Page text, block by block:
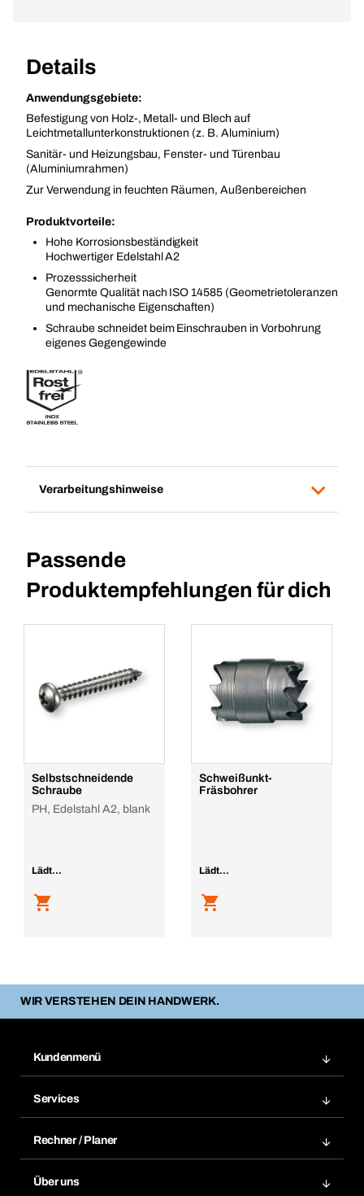
Details
Anwendungsgebiete:
Befestigung von Holz-, Metall- und Blech auf
Leichtmetallunterkonstruktionen (z. B. Aluminium)
Sanitär- und Heizungsbau, Fenster- und Türenbau
(Aluminiumrahmen)
Zur Verwendung in feuchten Räumen, Außenbereichen
Produktvorteile:
Hohe Korrosionsbeständigkeit
Hochwertiger Edelstahl A2
Prozesssicherheit
Genormte Qualität nach ISO 14585 (Geometrietoleranzen
und mechanische Eigenschaften)
Schraube schneidet beim Einschrauben in Vorbohrung
eigenes Gegengewinde
Verarbeitungshinweise
Passende
Produktempfehlungen für dich
Selbstschneidende
Schraube
PH, Edelstahl A2, blank
Lädt...
Schweißunkt-
Fräsbohrer
Lädt...
WIR VERSTEHEN DEIN HANDWERK.
Kundenmenü
Rechnungen
Daueraufträge
Merklisten
Services
Elektronischer Datenaustausch
Rechner / Planer
Über uns